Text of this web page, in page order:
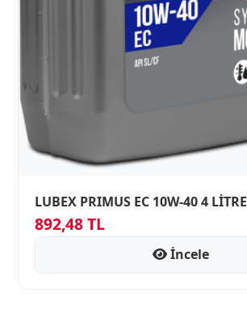
LUBEX PRIMUS EC 10W-40 4 LİTRE
892,48 TL
İncele